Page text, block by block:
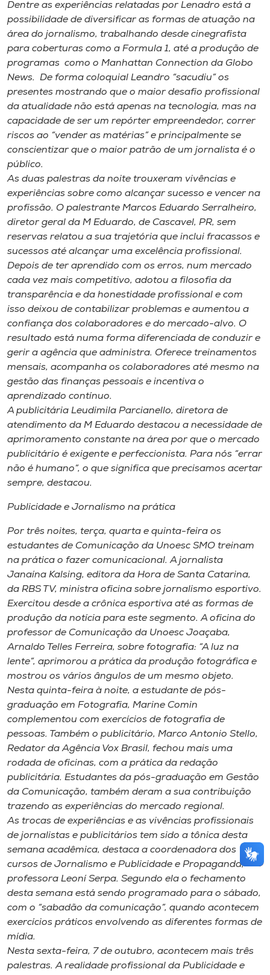
Selecione
o idioma
Dentre as experiências relatadas por Lenadro está a
possibilidade de diversificar as formas de atuação na
área do jornalismo, trabalhando desde cinegrafista
para coberturas como a Formula 1, até a produção de
programas como o Manhattan Connection da Globo
News. De forma coloquial Leandro “sacudiu” os
presentes mostrando que o maior desafio profissional
da atualidade não está apenas na tecnologia, mas na
capacidade de ser um repórter empreendedor, correr
riscos ao “vender as matérias” e principalmente se
conscientizar que o maior patrão de um jornalista é o
público.
As duas palestras da noite trouxeram vivências e
experiências sobre como alcançar sucesso e vencer na
profissão. O palestrante Marcos Eduardo Serralheiro,
diretor geral da M Eduardo, de Cascavel, PR, sem
reservas relatou a sua trajetória que inclui fracassos e
sucessos até alcançar uma excelência profissional.
Depois de ter aprendido com os erros, num mercado
cada vez mais competitivo, adotou a filosofia da
transparência e da honestidade profissional e com
isso deixou de contabilizar problemas e aumentou a
confiança dos colaboradores e do mercado-alvo. O
resultado está numa forma diferenciada de conduzir e
gerir a agência que administra. Oferece treinamentos
mensais, acompanha os colaboradores até mesmo na
gestão das finanças pessoais e incentiva o
aprendizado contínuo.
A publicitária Leudimila Parcianello, diretora de
atendimento da M Eduardo destacou a necessidade de
aprimoramento constante na área por que o mercado
publicitário é exigente e perfeccionista. Para nós “errar
não é humano”, o que significa que precisamos acertar
sempre, destacou.
Publicidade e Jornalismo na prática
Por três noites, terça, quarta e quinta-feira os
estudantes de Comunicação da Unoesc SMO treinam
na prática o fazer comunicacional. A jornalista
Janaína Kalsing, editora da Hora de Santa Catarina,
da RBS TV, ministra oficina sobre jornalismo esportivo.
Exercitou desde a crônica esportiva até as formas de
produção da notícia para este segmento. A oficina do
professor de Comunicação da Unoesc Joaçaba,
Arnaldo Telles Ferreira, sobre fotografia: “A luz na
lente”, aprimorou a prática da produção fotográfica e
mostrou os vários ângulos de um mesmo objeto.
Nesta quinta-feira à noite, a estudante de pós-
graduação em Fotografia, Marine Comin
complementou com exercícios de fotografia de
pessoas. Também o publicitário, Marco Antonio Stello,
Redator da Agência Vox Brasil, fechou mais uma
rodada de oficinas, com a prática da redação
publicitária. Estudantes da pós-graduação em Gestão
da Comunicação, também deram a sua contribuição
trazendo as experiências do mercado regional.
As trocas de experiências e as vivências profissionais
de jornalistas e publicitários tem sido a tônica desta
semana acadêmica, destaca a coordenadora dos
cursos de Jornalismo e Publicidade e Propaganda,
professora Leoní Serpa. Segundo ela o fechamento
desta semana está sendo programado para o sábado,
com o “sabadão da comunicação”, quando acontecem
exercícios práticos envolvendo as diferentes formas de
mídia.
Nesta sexta-feira, 7 de outubro, acontecem mais três
palestras. A realidade profissional da Publicidade e